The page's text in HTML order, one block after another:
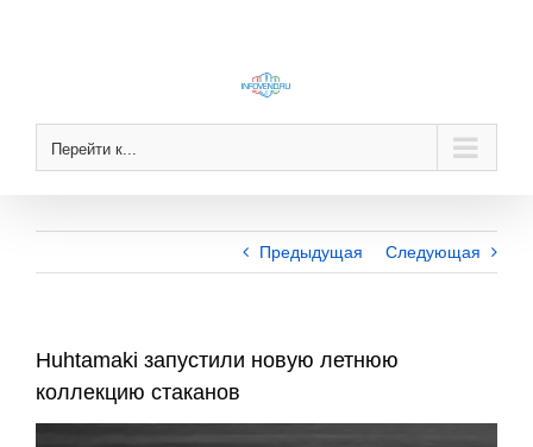
Перейти к...
Предыдущая Следующая
Huhtamaki запустили новую летнюю
коллекцию стаканов